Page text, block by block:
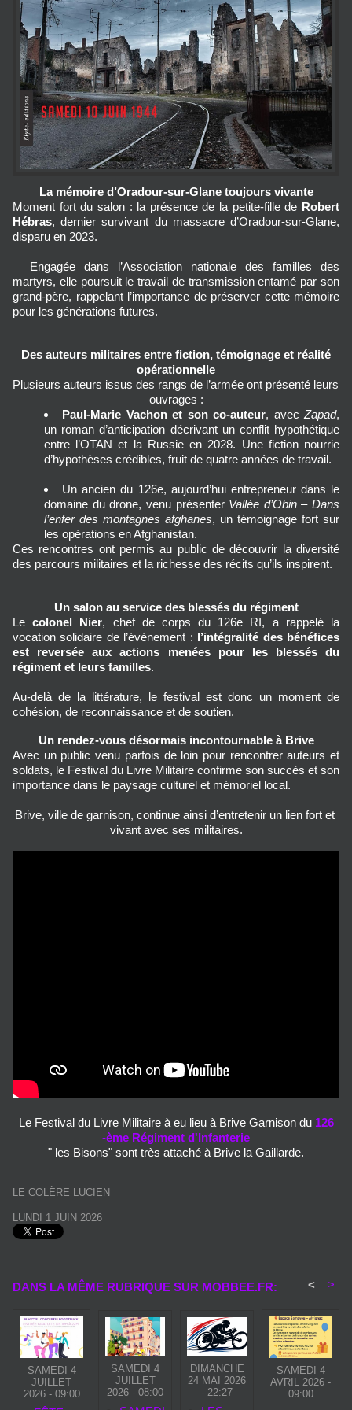
La mémoire d’Oradour-sur-Glane toujours vivante
Moment fort du salon : la présence de la petite‑fille de Robert
Hébras, dernier survivant du massacre d’Oradour-sur-Glane,
disparu en 2023.
martyrs, elle poursuit le travail de transmission entamé par son
grand‑père, rappelant l’importance de préserver cette mémoire
pour les générations futures.
Des auteurs militaires entre fiction, témoignage et réalité
opérationnelle
Plusieurs auteurs issus des rangs de l’armée ont présenté leurs
ouvrages :
Paul-Marie Vachon et son co-auteur, avec Zapad,
un roman d’anticipation décrivant un conflit hypothétique
entre l’OTAN et la Russie en 2028. Une fiction nourrie
d’hypothèses crédibles, fruit de quatre années de travail.
Un ancien du 126e, aujourd’hui entrepreneur dans le
domaine du drone, venu présenter Vallée d’Obin – Dans
l’enfer des montagnes afghanes, un témoignage fort sur
les opérations en Afghanistan.
Ces rencontres ont permis au public de découvrir la diversité
des parcours militaires et la richesse des récits qu’ils inspirent.
Un salon au service des blessés du régiment
Le colonel Nier, chef de corps du 126e RI, a rappelé la
vocation solidaire de l’événement : l’intégralité des bénéfices
est reversée aux actions menées pour les blessés du
régiment et leurs familles.
Au-delà de la littérature, le festival est donc un moment de
cohésion, de reconnaissance et de soutien.
Un rendez-vous désormais incontournable à Brive
Avec un public venu parfois de loin pour rencontrer auteurs et
soldats, le Festival du Livre Militaire confirme son succès et son
importance dans le paysage culturel et mémoriel local.
Brive, ville de garnison, continue ainsi d’entretenir un lien fort et
vivant avec ses militaires.
Le Festival du Livre Militaire à eu lieu à Brive Garnison du126
-ème Régiment d'Infanterie
" les Bisons" sont très attaché à Brive la Gaillarde.
LE COLÈRE LUCIEN
LUNDI 1 JUIN 2026
DANS LA MÊME RUBRIQUE SUR MOBBEE.FR: < >
SAMEDI 4
JUILLET
2026 - 09:00
SAMEDI 4
JUILLET
2026 - 08:00
DIMANCHE
24 MAI 2026
- 22:27
SAMEDI 4
AVRIL 2026 -
09:00